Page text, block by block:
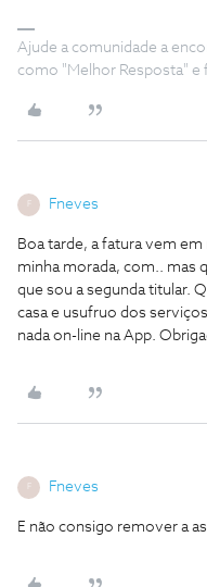
Ajude a comunidade a
como "Melhor Resposta" e
Fneves
Boa tarde, a fatura vem
minha morada, com.. mas
que sou a segunda titular.
casa e usufruo dos
nada on-line na App.
Fneves
E não consigo remover a